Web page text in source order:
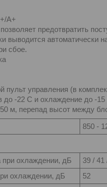
A+
предотвратить
выводится автоматически
сбое.
управления (в
до -22 С и охлаждение до -
м, перепад высот между
850 -
при охлаждении, дБ
39 / 41
охлаждении, дБ
52